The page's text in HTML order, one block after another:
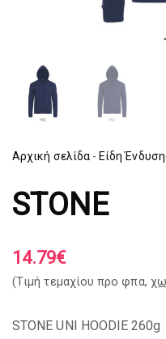
Αρχική σελίδα - Είδη
STONE
14.79€
(Tιμή τεμαχίου προ φπα,
STONE UNI HOODIE 260g